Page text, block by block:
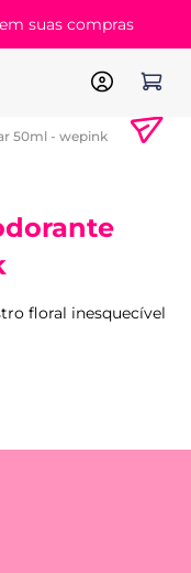
suas compras
50ml - wepink
floral inesquecível